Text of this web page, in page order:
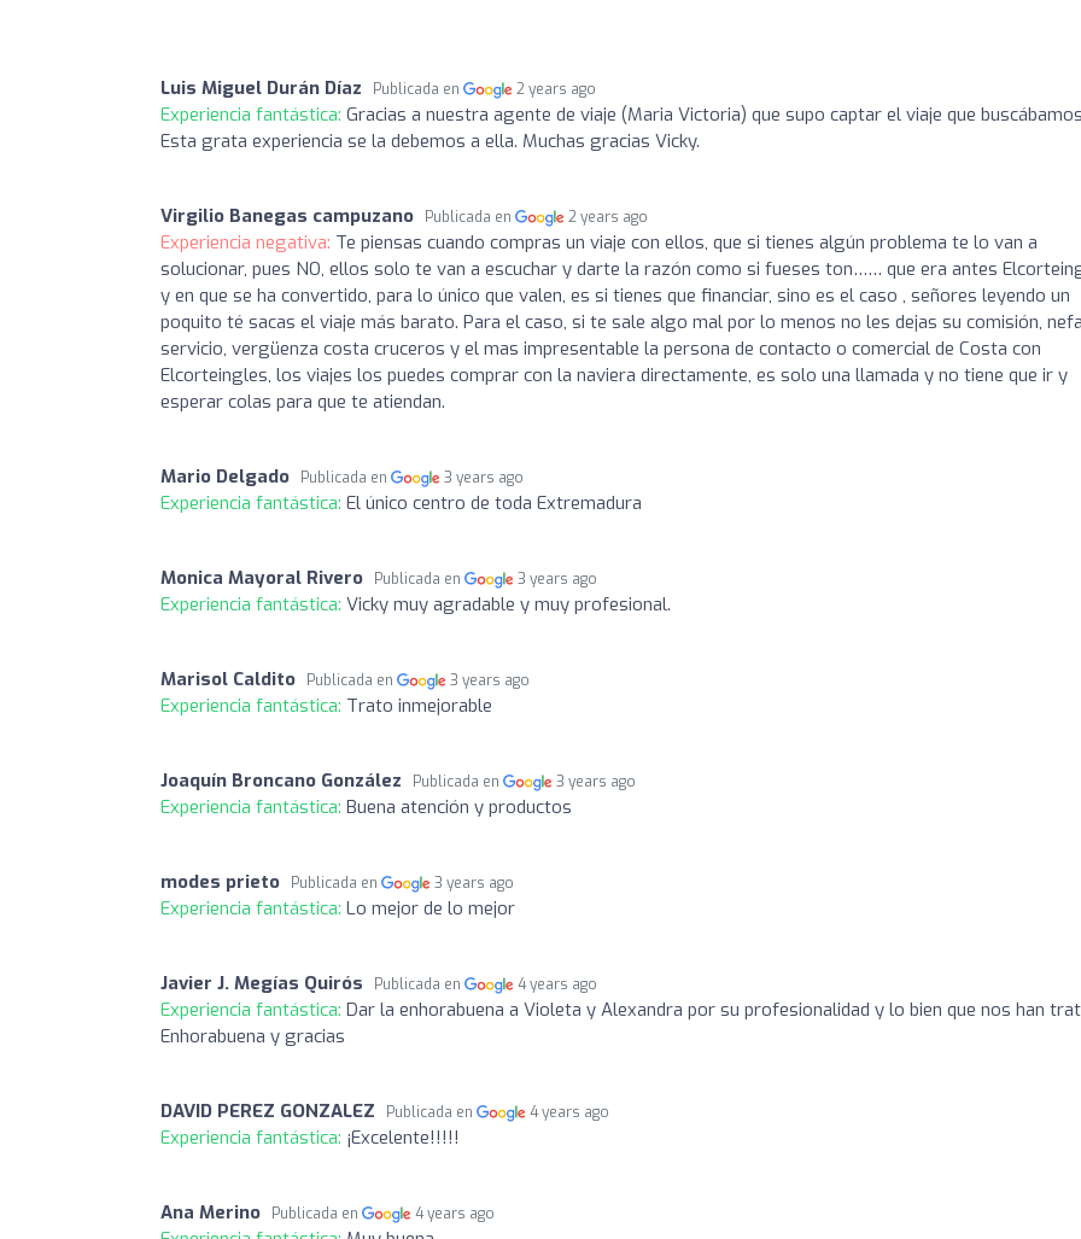
Luis Miguel Durán Díaz Publicada en 2 years ago
Experiencia fantástica: Gracias a nuestra agente de viaje (Maria Victoria) que supo captar el viaje que
Esta grata experiencia se la debemos a ella. Muchas gracias Vicky.
Virgilio Banegas campuzano Publicada en 2 years ago
Experiencia negativa: Te piensas cuando compras un viaje con ellos, que si tienes algún problema te lo van a
solucionar, pues NO, ellos solo te van a escuchar y darte la razón como si fueses ton…… que era antes
y en que se ha convertido, para lo único que valen, es si tienes que financiar, sino es el caso , señores leyendo un
poquito té sacas el viaje más barato. Para el caso, si te sale algo mal por lo menos no les dejas su comisión,
servicio, vergüenza costa cruceros y el mas impresentable la persona de contacto o comercial de Costa con
Elcorteingles, los viajes los puedes comprar con la naviera directamente, es solo una llamada y no tiene que ir y
esperar colas para que te atiendan.
Mario Delgado Publicada en 3 years ago
Experiencia fantástica: El único centro de toda Extremadura
Monica Mayoral Rivero Publicada en 3 years ago
Experiencia fantástica: Vicky muy agradable y muy profesional.
Marisol Caldito Publicada en 3 years ago
Experiencia fantástica: Trato inmejorable
Joaquín Broncano González Publicada en 3 years ago
Experiencia fantástica: Buena atención y productos
modes prieto Publicada en 3 years ago
Experiencia fantástica: Lo mejor de lo mejor
Javier J. Megías Quirós Publicada en 4 years ago
Experiencia fantástica: Dar la enhorabuena a Violeta y Alexandra por su profesionalidad y lo bien que nos han
Enhorabuena y gracias
DAVID PEREZ GONZALEZ Publicada en 4 years ago
Experiencia fantástica: ¡Excelente!!!!!
Ana Merino Publicada en 4 years ago